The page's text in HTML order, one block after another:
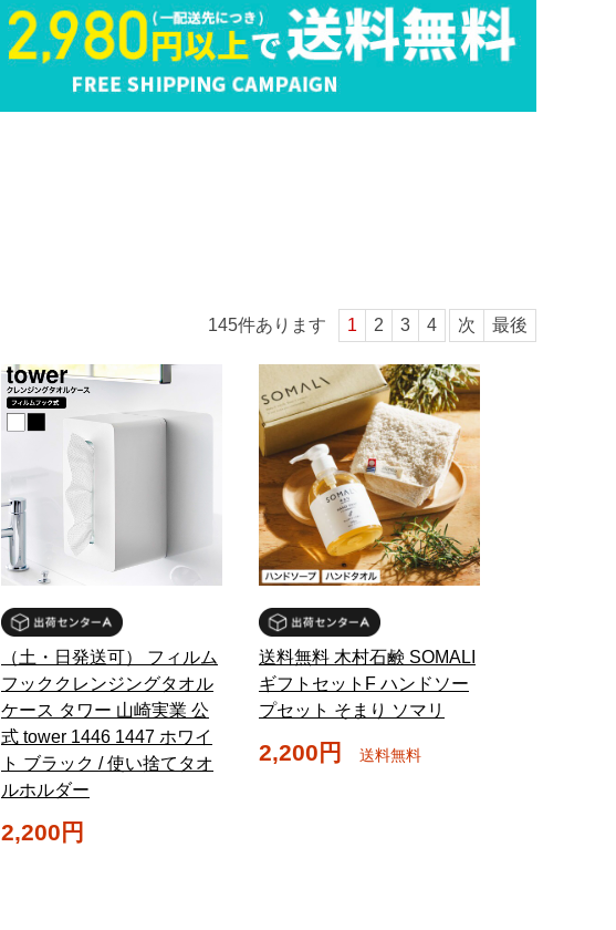
145件あります 1 2 3 4 次 最後
（土・日発送可） フィルム
フッククレンジングタオル
ケース タワー 山崎実業 公
式 tower 1446 1447 ホワイ
ト ブラック / 使い捨てタオ
ルホルダー
2,200円
送料無料 木村石鹸 SOMALI
ギフトセットF ハンドソー
プセット そまり ソマリ
2,200円 送料無料